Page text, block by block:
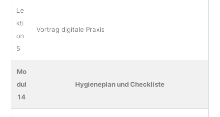
Le
kti
on
5
Vortrag digitale Praxis
Mo
dul
14
Hygieneplan und Checkliste